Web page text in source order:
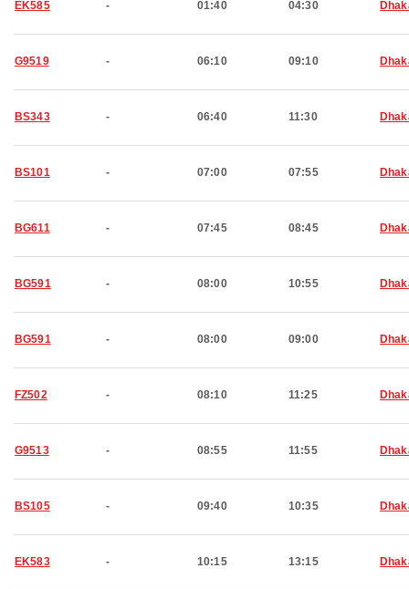
EK585 - 01:40 04:30
G9519 - 06:10 09:10
BS343 - 06:40 11:30
BS101 - 07:00 07:55
BG611 - 07:45 08:45
BG591 - 08:00 10:55
BG591 - 08:00 09:00
FZ502 - 08:10 11:25
G9513 - 08:55 11:55
BS105 - 09:40 10:35
EK583 - 10:15 13:15